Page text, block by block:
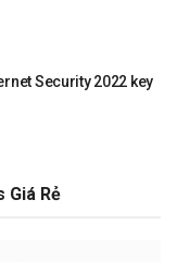
Security 2022 key
Giá Rẻ